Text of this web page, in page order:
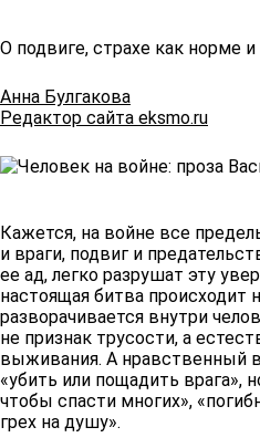
О подвиге, страхе как норме
Анна Булгакова
Редактор сайта eksmo.ru
Кажется, на войне все
и враги, подвиг и
ее ад, легко разрушат эту
настоящая битва происходит
разворачивается внутри
не признак трусости, а
выживания. А нравственный
«убить или пощадить врага»,
чтобы спасти многих»,
грех на душу».